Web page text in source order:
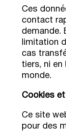
Ces
contact
demande.
limitation
cas
tiers, ni en
monde.
Cookies et
Ce site
pour des